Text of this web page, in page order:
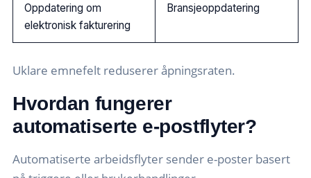
Oppdatering om
elektronisk fakturering
Bransjeoppdatering
Uklare emnefelt reduserer åpningsraten.
Hvordan fungerer
automatiserte e-postflyter?
Automatiserte arbeidsflyter sender e-poster basert